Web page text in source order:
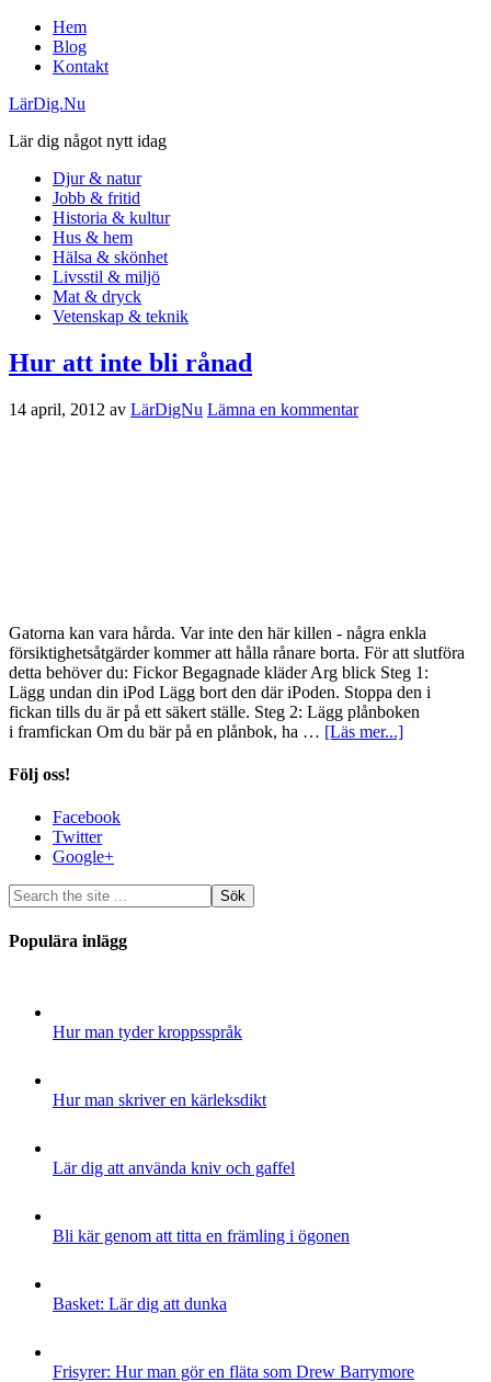
Hem
Blog
Kontakt
LärDig.Nu
Lär dig något nytt idag
Djur & natur
Jobb & fritid
Historia & kultur
Hus & hem
Hälsa & skönhet
Livsstil & miljö
Mat & dryck
Vetenskap & teknik
Hur att inte bli rånad
14 april, 2012 av LärDigNu Lämna en kommentar
Gatorna kan vara hårda. Var inte den här killen - några enkla
försiktighetsåtgärder kommer att hålla rånare borta. För att slutföra
detta behöver du: Fickor Begagnade kläder Arg blick Steg 1:
Lägg undan din iPod Lägg bort den där iPoden. Stoppa den i
fickan tills du är på ett säkert ställe. Steg 2: Lägg plånboken
i framfickan Om du bär på en plånbok, ha … [Läs mer...]
Följ oss!
Facebook
Twitter
Google+
Populära inlägg
Hur man tyder kroppsspråk
Hur man skriver en kärleksdikt
Lär dig att använda kniv och gaffel
Bli kär genom att titta en främling i ögonen
Basket: Lär dig att dunka
Frisyrer: Hur man gör en fläta som Drew Barrymore